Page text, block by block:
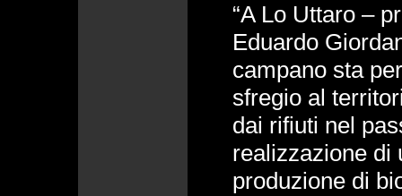
“A Lo Uttaro –
Eduardo
campano sta
sfregio al
dai rifiuti nel
realizzazione di
produzione di